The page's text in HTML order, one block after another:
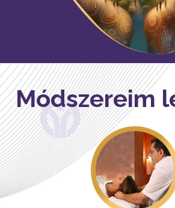
Módszereim